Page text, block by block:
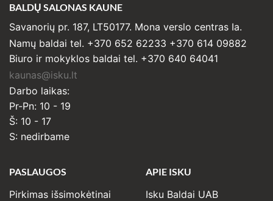
BALDŲ SALONAS KAUNE
Savanorių pr. 187, LT50177. Mona verslo centras Ia.
Namų baldai tel. +370 652 62233 +370 614 09882
Biuro ir mokyklos baldai tel. +370 640 64041
kaunas@isku.lt
Darbo laikas:
Pr-Pn: 10 - 19
Š: 10 - 17
S: nedirbame
PASLAUGOS
Pirkimas išsimokėtinai
APIE ISKU
Isku Baldai UAB